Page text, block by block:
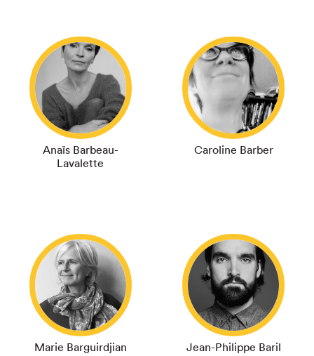
Anaïs Barbeau-
Lavalette
Caroline Barber
Marie Barguirdjian
Jean-Philippe Baril